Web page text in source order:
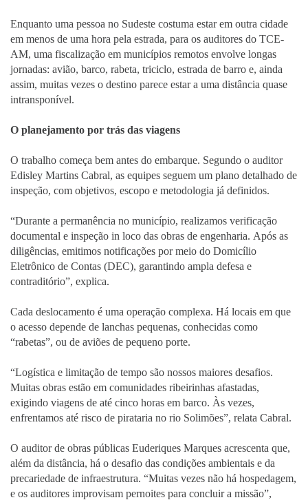
Enquanto uma pessoa no Sudeste costuma estar em outra cidade
em menos de uma hora pela estrada, para os auditores do TCE-
AM, uma fiscalização em municípios remotos envolve longas
jornadas: avião, barco, rabeta, triciclo, estrada de barro e, ainda
assim, muitas vezes o destino parece estar a uma distância quase
intransponível.
O planejamento por trás das viagens
O trabalho começa bem antes do embarque. Segundo o auditor
Edisley Martins Cabral, as equipes seguem um plano detalhado de
inspeção, com objetivos, escopo e metodologia já definidos.
“Durante a permanência no município, realizamos verificação
documental e inspeção in loco das obras de engenharia. Após as
diligências, emitimos notificações por meio do Domicílio
Eletrônico de Contas (DEC), garantindo ampla defesa e
contraditório”, explica.
Cada deslocamento é uma operação complexa. Há locais em que
o acesso depende de lanchas pequenas, conhecidas como
“rabetas”, ou de aviões de pequeno porte.
“Logística e limitação de tempo são nossos maiores desafios.
Muitas obras estão em comunidades ribeirinhas afastadas,
exigindo viagens de até cinco horas em barco. Às vezes,
enfrentamos até risco de pirataria no rio Solimões”, relata Cabral.
O auditor de obras públicas Euderiques Marques acrescenta que,
além da distância, há o desafio das condições ambientais e da
precariedade de infraestrutura. “Muitas vezes não há hospedagem,
e os auditores improvisam pernoites para concluir a missão”,